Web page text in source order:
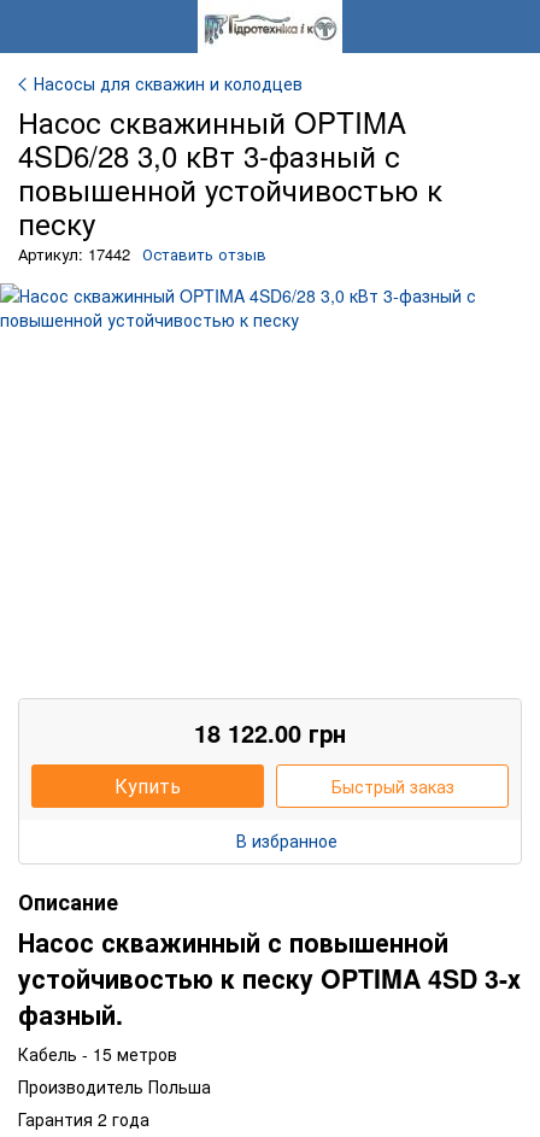
Насосы для скважин и колодцев
Насос скважинный OPTIMA
4SD6/28 3,0 кВт 3-фазный с
повышенной устойчивостью к
песку
Артикул: 17442 Оставить отзыв
18 122.00 грн
Купить Быстрый заказ
В избранное
Описание
Насос скважинный с повышенной
устойчивостью к песку OPTIMA 4SD 3-х
фазный.
Кабель - 15 метров
Производитель Польша
Гарантия 2 года